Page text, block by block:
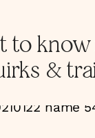
to know
&